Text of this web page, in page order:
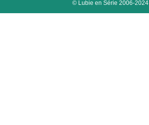
© Lubie en Série 2006-2024